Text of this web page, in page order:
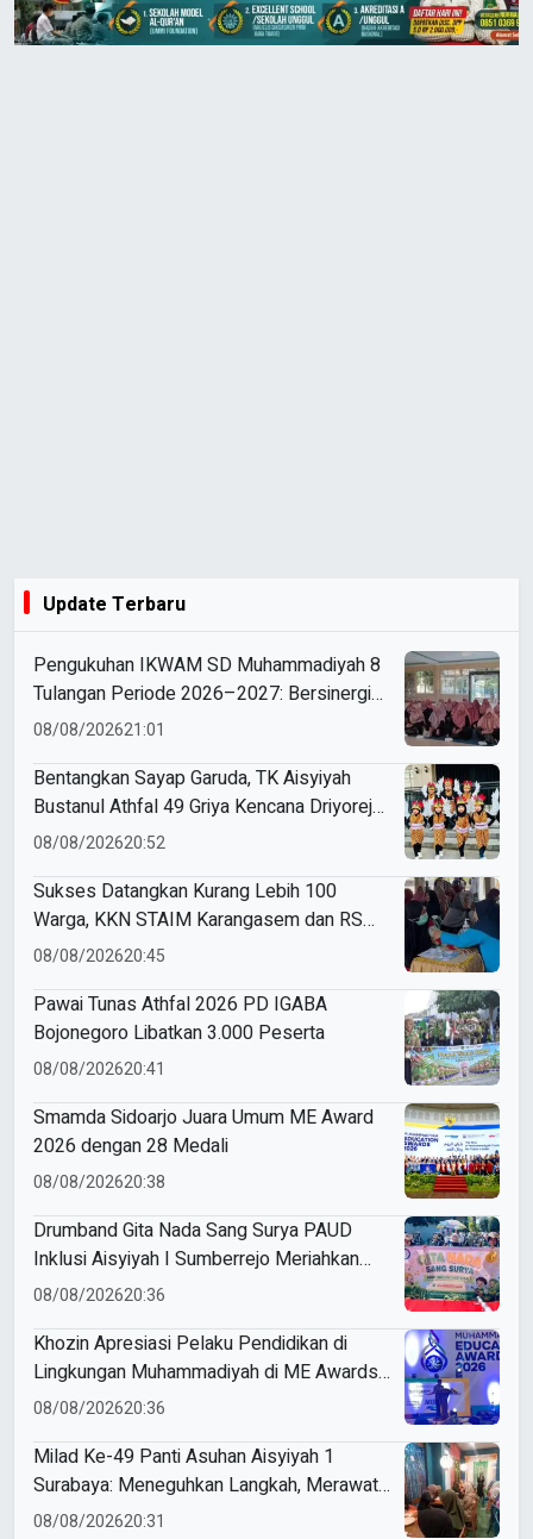
Update Terbaru
Pengukuhan IKWAM SD Muhammadiyah 8
Tulangan Periode 2026–2027: Bersinergi
Mewujudkan Sekolah Hebat yang Islami,
08/08/202621:01
Bentangkan Sayap Garuda, TK Aisyiyah
Bustanul Athfal 49 Griya Kencana Driyorejo
Perdana Ikut Karnaval Budaya di
08/08/202620:52
Sukses Datangkan Kurang Lebih 100
Warga, KKN STAIM Karangasem dan RS
Arsy Gelar Cek Kesehatan Gratis di
08/08/202620:45
Pawai Tunas Athfal 2026 PD IGABA
Bojonegoro Libatkan 3.000 Peserta
08/08/202620:41
Smamda Sidoarjo Juara Umum ME Award
2026 dengan 28 Medali
08/08/202620:38
Drumband Gita Nada Sang Surya PAUD
Inklusi Aisyiyah I Sumberrejo Meriahkan
Pawai Tunas Athfal Bojonegoro
08/08/202620:36
Khozin Apresiasi Pelaku Pendidikan di
Lingkungan Muhammadiyah di ME Awards
2026
08/08/202620:36
Milad Ke-49 Panti Asuhan Aisyiyah 1
Surabaya: Meneguhkan Langkah, Merawat
Amanah
08/08/202620:31